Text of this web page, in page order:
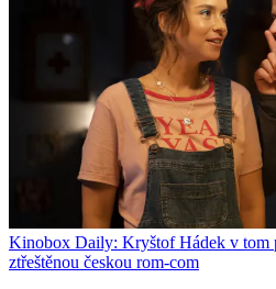
Kinobox Daily: Kryštof Hádek v tom
ztřeštěnou českou rom-com